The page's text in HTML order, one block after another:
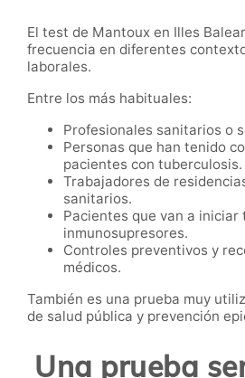
El test de Mantoux en Illes
frecuencia en diferentes
laborales.
Entre los más habituales:
Profesionales sanitarios o
Personas que han tenido
pacientes con tuberculosis.
Trabajadores de
sanitarios.
Pacientes que van a
inmunosupresores.
Controles preventivos y
médicos.
También es una prueba muy
de salud pública y prevención
Una prueba